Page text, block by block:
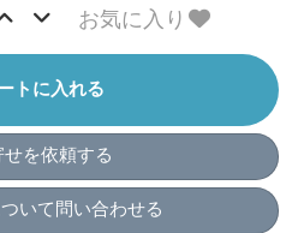
お気に入り
トに入れる
せを依頼する
いて問い合わせる